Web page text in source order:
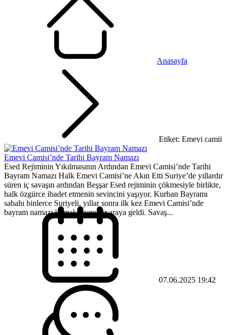
Anasayfa
Etiket: Emevi camii
Emevi Camisi’nde Tarihi Bayram Namazı
Esed Rejiminin Yıkılmasının Ardından Emevi Camisi’nde Tarihi
Bayram Namazı Halk Emevi Camisi’ne Akın Etti Suriye’de yıllardır
süren iç savaşın ardından Beşşar Esed rejiminin çökmesiyle birlikte,
halk özgürce ibadet etmenin sevincini yaşıyor. Kurban Bayramı
sabahı binlerce Suriyeli, yıllar sonra ilk kez Emevi Camisi’nde
bayram namazı kılmak üzere bir araya geldi. Savaş...
07.06.2025 19:42